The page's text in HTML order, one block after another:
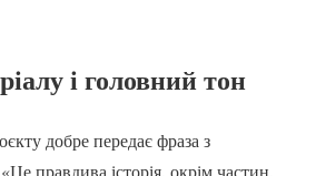
і головний тон
добре передає фраза з
правдива історія, окрім частин,